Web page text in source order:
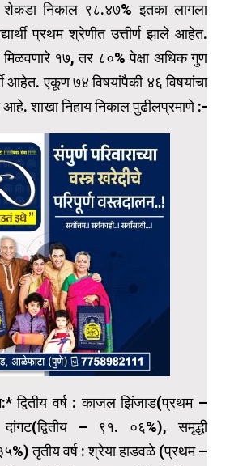
शेकडा निकाल ९८.४७% इतका लागला
प्रथम श्रेणीत उत्तीर्ण झाले आहेत.
१७, तर ८०% पेक्षा अधिक गुण
आहेत. एकूण ७४ विषयांपैकी ४६ विषयांचा
शाखा निहाय निकाल पुढीलप्रमाणे :-
द्वितीय वर्ष : काजल झिंजाड(प्रथम –
– ९१. ०६%), समृद्धी
तृतीय वर्ष : श्रेया हाडवळे (प्रथम –